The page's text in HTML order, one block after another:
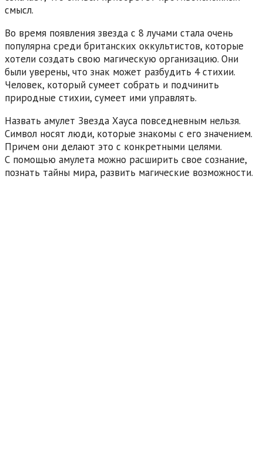
смысл.
Во время появления звезда с 8 лучами стала очень
популярна среди британских оккультистов, которые
хотели создать свою магическую организацию. Они
были уверены, что знак может разбудить 4 стихии.
Человек, который сумеет собрать и подчинить
природные стихии, сумеет ими управлять.
Назвать амулет Звезда Хауса повседневным нельзя.
Символ носят люди, которые знакомы с его значением.
Причем они делают это с конкретными целями.
С помощью амулета можно расширить свое сознание,
познать тайны мира, развить магические возможности.